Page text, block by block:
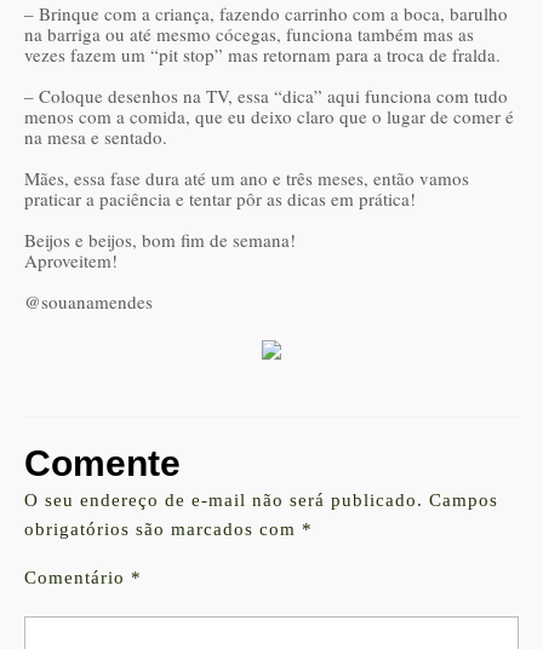
– Brinque com a criança, fazendo carrinho com a boca, barulho
na barriga ou até mesmo cócegas, funciona também mas as
vezes fazem um “pit stop” mas retornam para a troca de fralda.
– Coloque desenhos na TV, essa “dica” aqui funciona com tudo
menos com a comida, que eu deixo claro que o lugar de comer é
na mesa e sentado.
Mães, essa fase dura até um ano e três meses, então vamos
praticar a paciência e tentar pôr as dicas em prática!
Beijos e beijos, bom fim de semana!
Aproveitem!
@souanamendes
Comente
O seu endereço de e-mail não será publicado. Campos
obrigatórios são marcados com *
Comentário *